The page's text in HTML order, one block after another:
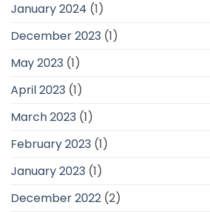
January 2024 (1)
December 2023 (1)
May 2023 (1)
April 2023 (1)
March 2023 (1)
February 2023 (1)
January 2023 (1)
December 2022 (2)